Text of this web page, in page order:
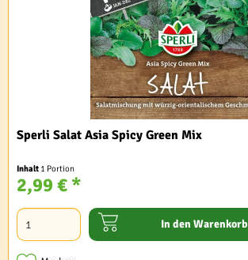
Sperli Salat Asia Spicy Green Mix
Inhalt 1 Portion
2,99 € *
In den Warenkorb